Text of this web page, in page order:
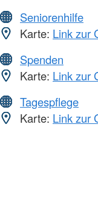
Seniorenhilfe
Karte: Link zur
Spenden
Karte: Link zur
Tagespflege
Karte: Link zur